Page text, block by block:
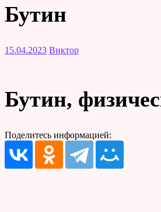
Бутин
15.04.2023 Виктор
Бутин,
Поделитесь информацией: